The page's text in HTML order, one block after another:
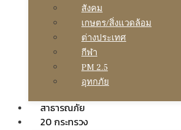
สังคม
เกษตร/สิ่งแวดล้อม
ต่างประเทศ
กีฬา
PM 2.5
อุทกภัย
สาธารณภัย
20 กระทรวง